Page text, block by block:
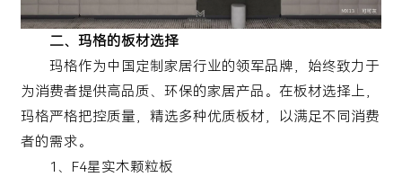
二、玛格的板材选择
玛格作为中国定制家居行业的领军品牌，始终致力于
为消费者提供高品质、环保的家居产品。在板材选择上，
玛格严格把控质量，精选多种优质板材，以满足不同消费
者的需求。
1、F4星实木颗粒板